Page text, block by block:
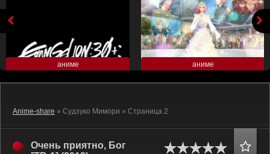
аниме аниме
Anime-share » Судзуко Мимори » Страница 2
Очень приятно, Бог